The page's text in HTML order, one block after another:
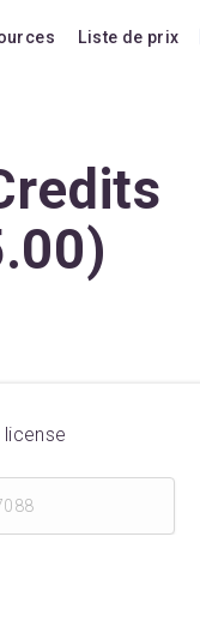
Forum
vidéo
des versions
Liste de prix
Mises